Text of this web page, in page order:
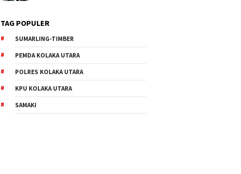
TAG POPULER
SUMARLING-TIMBER
PEMDA KOLAKA UTARA
POLRES KOLAKA UTARA
KPU KOLAKA UTARA
SAMAKI